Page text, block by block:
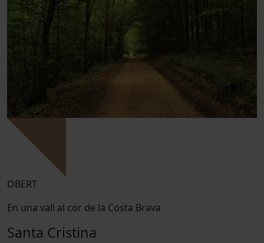
OBERT
En una vall al cor de la Costa Brava
Santa Cristina